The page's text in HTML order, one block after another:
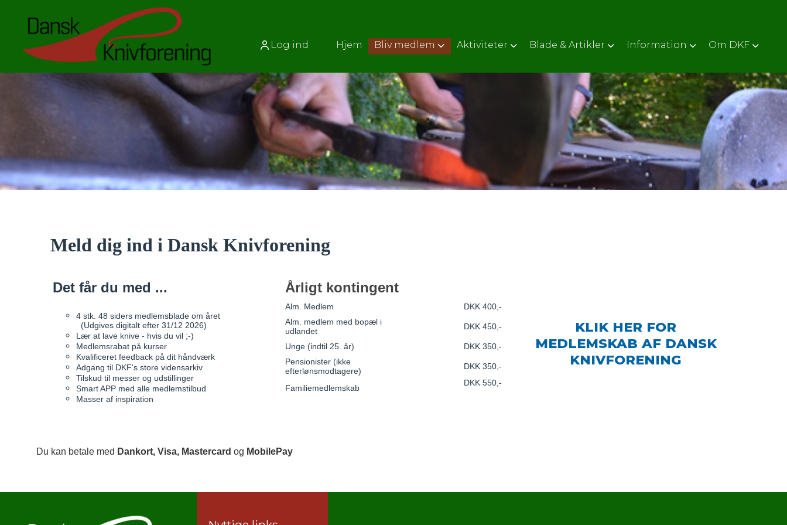
Log ind Hjem Bliv medlem Aktiviteter Blade & Artikler Information Om DKF
Meld dig ind i Dansk Knivforening
Det får du med ...
4 stk. 48 siders medlemsblade om året
(Udgives digitalt efter 31/12 2026)
Lær at lave knive - hvis du vil ;-)
Medlemsrabat på kurser
Kvalificeret feedback på dit håndværk
Adgang til DKF's store vidensarkiv
Tilskud til messer og udstillinger
Smart APP med alle medlemstilbud
Masser af inspiration
Årligt kontingent
Alm. Medlem
DKK 400,-
Alm. medlem med bopæl i
udlandet
DKK 450,-
Unge (indtil 25. år)
DKK 350,-
Pensionister (ikke
efterlønsmodtagere)
DKK 350,-
Familiemedlemskab
DKK 550,-
KLIK HER FOR
MEDLEMSKAB AF DANSK
KNIVFORENING
Du kan betale med Dankort, Visa, Mastercard og MobilePay